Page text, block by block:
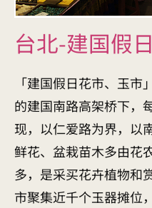
台北-建国假
「建国假日花市、玉
的建国南路高架桥下，
现，以仁爱路为界，以
鲜花、盆栽苗木多由花
多，是采买花卉植物和
市聚集近千个玉器摊位